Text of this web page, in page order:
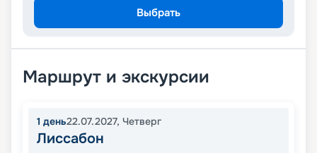
Выбрать
Маршрут и экскурсии
1 день22.07.2027, Четверг
Лиссабон